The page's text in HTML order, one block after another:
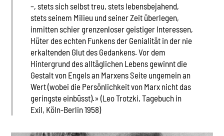
–, stets sich selbst treu, stets lebensbejahend,
stets seinem Milieu und seiner Zeit überlegen,
inmitten schier grenzenloser geistiger Interessen,
Hüter des echten Funkens der Genialität in der nie
erkaltenden Glut des Gedankens. Vor dem
Hintergrund des alltäglichen Lebens gewinnt die
Gestalt von Engels an Marxens Seite ungemein an
Wert (wobei die Persönlichkeit von Marx nicht das
geringste einbüsst).» (Leo Trotzki, Tagebuch in
Exil, Köln-Berlin 1958)